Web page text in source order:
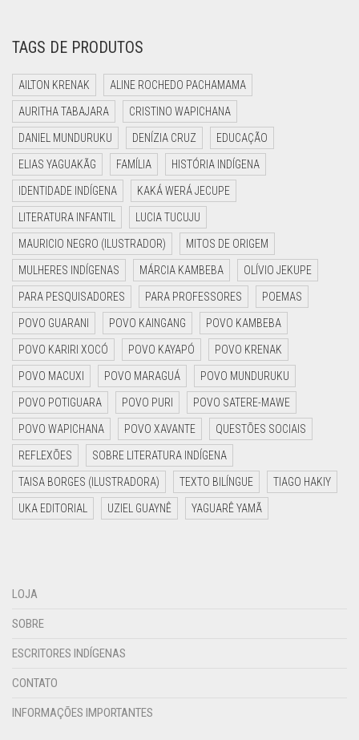
TAGS DE PRODUTOS
AILTON KRENAK ALINE ROCHEDO PACHAMAMA
AURITHA TABAJARA CRISTINO WAPICHANA
DANIEL MUNDURUKU DENÍZIA CRUZ EDUCAÇÃO
ELIAS YAGUAKÃG FAMÍLIA HISTÓRIA INDÍGENA
IDENTIDADE INDÍGENA KAKÁ WERÁ JECUPE
LITERATURA INFANTIL LUCIA TUCUJU
MAURICIO NEGRO (ILUSTRADOR) MITOS DE ORIGEM
MULHERES INDÍGENAS MÁRCIA KAMBEBA OLÍVIO JEKUPE
PARA PESQUISADORES PARA PROFESSORES POEMAS
POVO GUARANI POVO KAINGANG POVO KAMBEBA
POVO KARIRI XOCÓ POVO KAYAPÓ POVO KRENAK
POVO MACUXI POVO MARAGUÁ POVO MUNDURUKU
POVO POTIGUARA POVO PURI POVO SATERE-MAWE
POVO WAPICHANA POVO XAVANTE QUESTÕES SOCIAIS
REFLEXÕES SOBRE LITERATURA INDÍGENA
TAISA BORGES (ILUSTRADORA) TEXTO BILÍNGUE TIAGO HAKIY
UKA EDITORIAL UZIEL GUAYNÊ YAGUARÊ YAMÃ
LOJA
SOBRE
ESCRITORES INDÍGENAS
CONTATO
INFORMAÇÕES IMPORTANTES